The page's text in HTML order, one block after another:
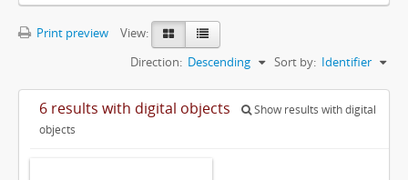
Print preview
View:
Sort by: Identifier
Direction: Descending
6 results with digital objects
Show results with digital
objects